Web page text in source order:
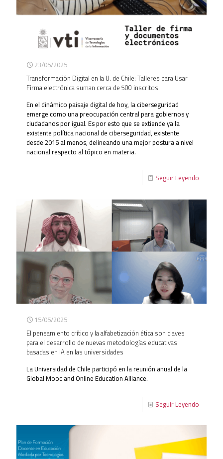
23/05/2025
Transformación Digital en la U. de Chile: Talleres para Usar
Firma electrónica suman cerca de 500 inscritos
En el dinámico paisaje digital de hoy, la ciberseguridad
emerge como una preocupación central para gobiernos y
ciudadanos por igual. Es por esto que se extiende ya la
existente política nacional de ciberseguridad, existente
desde 2015 al menos, delineando una mejor postura a nivel
nacional respecto al tópico en materia.
Seguir Leyendo
15/05/2025
El pensamiento crítico y la alfabetización ética son claves
para el desarrollo de nuevas metodologías educativas
basadas en IA en las universidades
La Universidad de Chile participó en la reunión anual de la
Global Mooc and Online Education Alliance.
Seguir Leyendo